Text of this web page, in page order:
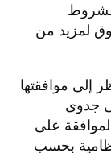
لمزيد من
إلى موافقتها
جدوى
على
بحسب